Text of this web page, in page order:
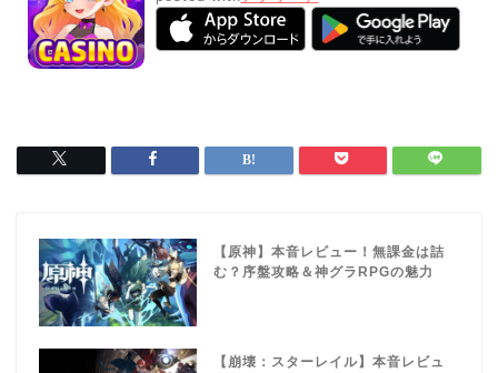
【原神】本音レビュー！無課金は詰
む？序盤攻略＆神グラRPGの魅力
【崩壊：スターレイル】本音レビュ